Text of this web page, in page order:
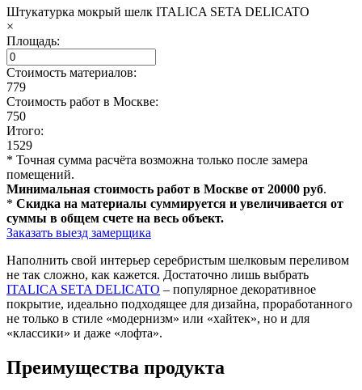
Штукатурка мокрый шелк ITALICA SETA DELICATO
×
Площадь:
Стоимость материалов:
779
Стоимость работ в Москве:
750
Итого:
1529
* Точная сумма расчёта возможна только после замера
помещений.
Минимальная стоимость работ в Москве от 20000 руб.
* Скидка на материалы суммируется и увеличивается от
суммы в общем счете на весь объект.
Заказать выезд замерщика
Наполнить свой интерьер серебристым шелковым переливом
не так сложно, как кажется. Достаточно лишь выбрать
ITALICA SETA DELICATO – популярное декоративное
покрытие, идеально подходящее для дизайна, проработанного
не только в стиле «модернизм» или «хайтек», но и для
«классики» и даже «лофта».
Преимущества продукта